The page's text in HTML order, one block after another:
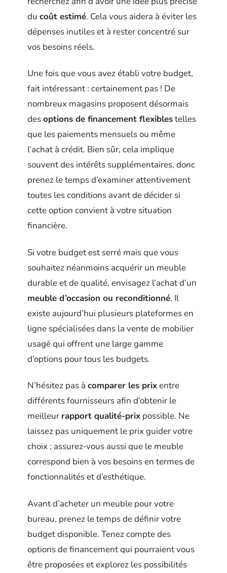
du coût estimé. Cela vous aidera à éviter les
dépenses inutiles et à rester concentré sur
vos besoins réels.
Une fois que vous avez établi votre budget,
fait intéressant : certainement pas ! De
nombreux magasins proposent désormais
desoptions de financement flexiblestelles
que les paiements mensuels ou même
l’achat à crédit. Bien sûr, cela implique
souvent des intérêts supplémentaires, donc
prenez le temps d’examiner attentivement
toutes les conditions avant de décider si
cette option convient à votre situation
financière.
Si votre budget est serré mais que vous
souhaitez néanmoins acquérir un meuble
durable et de qualité, envisagez l’achat d’un
meuble d’occasion ou reconditionné. Il
existe aujourd’hui plusieurs plateformes en
ligne spécialisées dans la vente de mobilier
usagé qui offrent une large gamme
d’options pour tous les budgets.
N’hésitez pas à comparer les prixentre
différents fournisseurs afin d’obtenir le
meilleur rapport qualité-prix possible. Ne
laissez pas uniquement le prix guider votre
choix ; assurez-vous aussi que le meuble
correspond bien à vos besoins en termes de
fonctionnalités et d’esthétique.
Avant d’acheter un meuble pour votre
bureau, prenez le temps de définir votre
budget disponible. Tenez compte des
options de financement qui pourraient vous
être proposées et explorez les possibilités